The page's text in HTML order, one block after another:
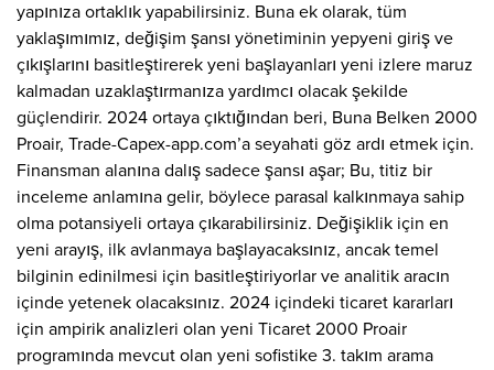
yapınıza ortaklık yapabilirsiniz. Buna ek olarak, tüm
yaklaşımımız, değişim şansı yönetiminin yepyeni giriş ve
çıkışlarını basitleştirerek yeni başlayanları yeni izlere maruz
kalmadan uzaklaştırmanıza yardımcı olacak şekilde
güçlendirir. 2024 ortaya çıktığından beri, Buna Belken 2000
Proair, Trade-Capex-app.com’a seyahati göz ardı etmek için.
Finansman alanına dalış sadece şansı aşar; Bu, titiz bir
inceleme anlamına gelir, böylece parasal kalkınmaya sahip
olma potansiyeli ortaya çıkarabilirsiniz. Değişiklik için en
yeni arayış, ilk avlanmaya başlayacaksınız, ancak temel
bilginin edinilmesi için basitleştiriyorlar ve analitik aracın
içinde yetenek olacaksınız. 2024 içindeki ticaret kararları
için ampirik analizleri olan yeni Ticaret 2000 Proair
programında mevcut olan yeni sofistike 3. takım arama